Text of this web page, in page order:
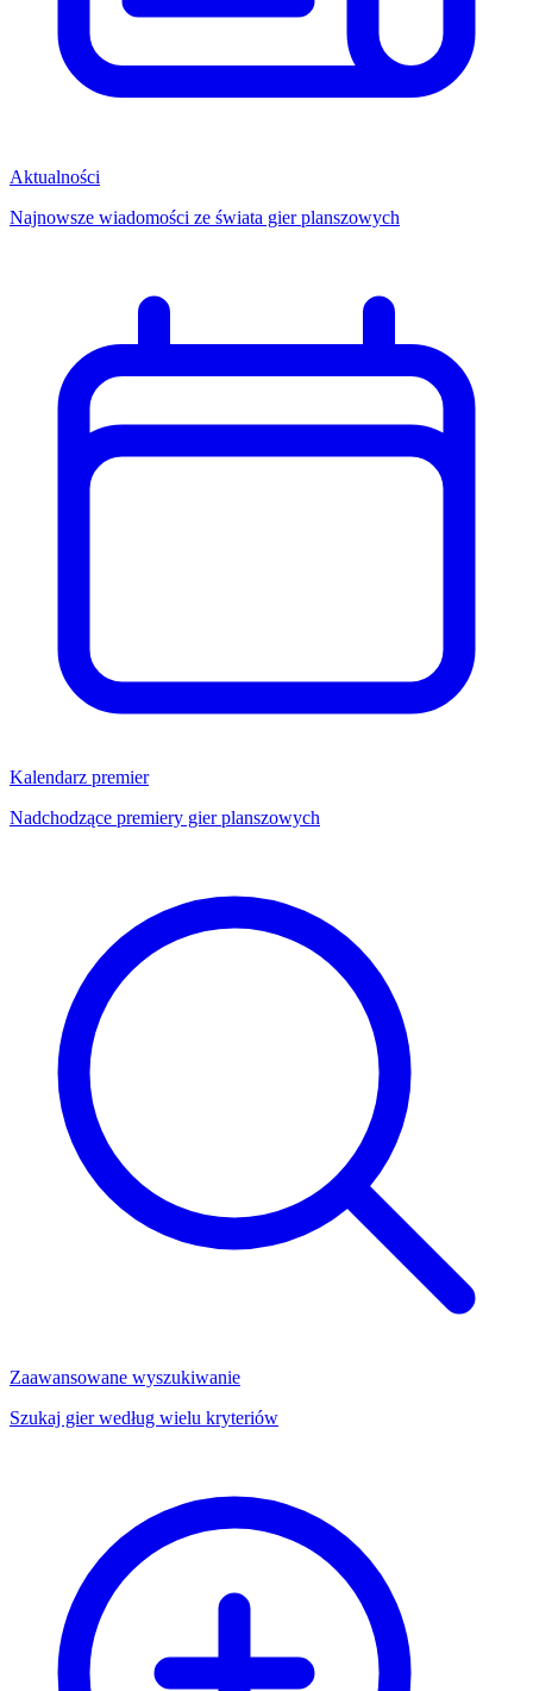
Aktualności
Najnowsze wiadomości ze świata gier planszowych
Kalendarz premier
Nadchodzące premiery gier planszowych
Zaawansowane wyszukiwanie
Szukaj gier według wielu kryteriów